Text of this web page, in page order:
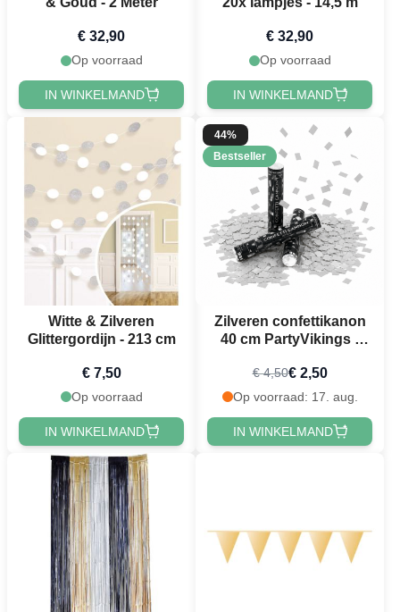
€ 32,90
Op voorraad
IN WINKELMAND
€ 32,90
Op voorraad
IN WINKELMAND
Witte & Zilveren
Glittergordijn - 213 cm
€ 7,50
Op voorraad
IN WINKELMAND
44%
Bestseller
Zilveren confettikanon
40 cm PartyVikings -
€ 4,50€ 2,50
Op voorraad: 17. aug.
IN WINKELMAND